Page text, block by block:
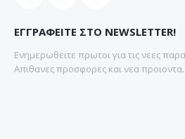
ΕΓΓΡΑΦΕΙΤΕ ΣΤΟ NEWSLETTER!
Ενημερωθειτε πρωτοι για τις νεες
Απιθανες προσφορες και νεα